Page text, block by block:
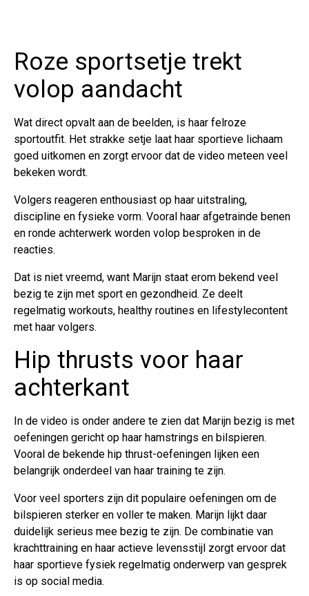
Roze sportsetje trekt
volop aandacht
Wat direct opvalt aan de beelden, is haar felroze
sportoutfit. Het strakke setje laat haar sportieve lichaam
goed uitkomen en zorgt ervoor dat de video meteen veel
bekeken wordt.
Volgers reageren enthousiast op haar uitstraling,
discipline en fysieke vorm. Vooral haar afgetrainde benen
en ronde achterwerk worden volop besproken in de
reacties.
Dat is niet vreemd, want Marijn staat erom bekend veel
bezig te zijn met sport en gezondheid. Ze deelt
regelmatig workouts, healthy routines en lifestylecontent
met haar volgers.
Hip thrusts voor haar
achterkant
In de video is onder andere te zien dat Marijn bezig is met
oefeningen gericht op haar hamstrings en bilspieren.
Vooral de bekende hip thrust-oefeningen lijken een
belangrijk onderdeel van haar training te zijn.
Voor veel sporters zijn dit populaire oefeningen om de
bilspieren sterker en voller te maken. Marijn lijkt daar
duidelijk serieus mee bezig te zijn. De combinatie van
krachttraining en haar actieve levensstijl zorgt ervoor dat
haar sportieve fysiek regelmatig onderwerp van gesprek
is op social media.